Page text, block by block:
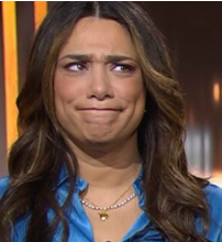
nya satsning ”Sverige live” –